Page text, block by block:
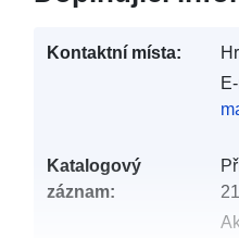
Kontaktní místa:
Katalogový
záznam: